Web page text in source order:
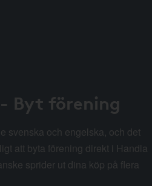
Byt förening
svenska och engelska, och det
att byta förening direkt i Handla
sprider ut dina köp på flera